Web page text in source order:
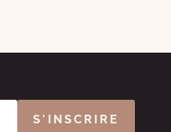
S'INSCRIRE